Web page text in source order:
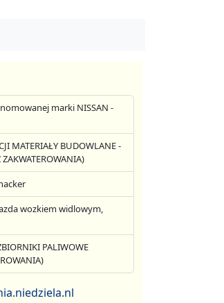
marki NISSAN -
MATERIAŁY BUDOWLANE -
wozkiem widlowym,
PALIWOWE